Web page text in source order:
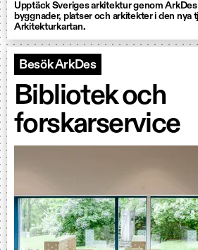
Upptäck Sveriges arkitektur genom
byggnader, platser och arkitekter i den nya
Arkitekturkartan.
Besök ArkDes
Bibliotek och
forskarservice